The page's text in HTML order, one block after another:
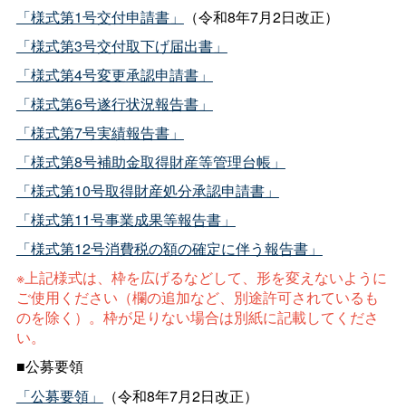
「様式第1号交付申請書」
（令和8年7月2日改正）
「様式第3号交付取下げ届出書」
「様式第4号変更承認申請書」
「様式第6号遂行状況報告書」
「様式第7号実績報告書」
「様式第8号補助金取得財産等管理台帳」
「様式第10号取得財産処分承認申請書」
「様式第11号事業成果等報告書」
「様式第12号消費税の額の確定に伴う報告書」
※上記様式は、枠を広げるなどして、形を変えないように
ご使用ください（欄の追加など、別途許可されているも
のを除く）。枠が足りない場合は別紙に記載してくださ
い。
■公募要領
「公募要領」
（令和8年7月2日改正）